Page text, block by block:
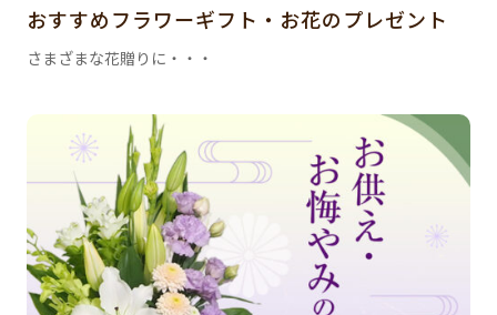
おすすめフラワーギフト・お花のプレゼント
さまざまな花贈りに・・・